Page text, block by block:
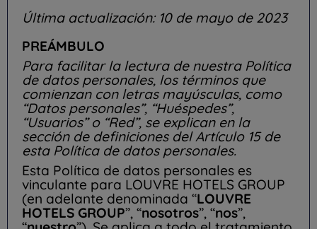
Última actualización: 10 de mayo de 2023
PREÁMBULO
Para facilitar la lectura de nuestra Política
de datos personales, los términos que
comienzan con letras mayúsculas, como
“Datos personales”, “Huéspedes”,
“Usuarios” o “Red”, se explican en la
sección de definiciones del Artículo 15 de
esta Política de datos personales.
Esta Política de datos personales es
vinculante para LOUVRE HOTELS GROUP
(en adelante denominada “LOUVRE
HOTELS GROUP”, “nosotros”, “nos”,